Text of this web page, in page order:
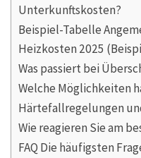
Unterkunftskosten?
Beispiel-Tabelle
Heizkosten 2025
Was passiert bei
Welche Möglichkeiten
Härtefallregelungen
Wie reagieren Sie am
FAQ Die häufigsten